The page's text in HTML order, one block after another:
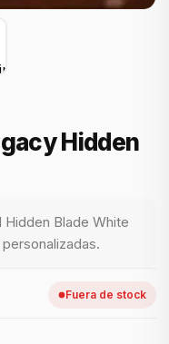
Hidden
Blade White
Fuera de stock